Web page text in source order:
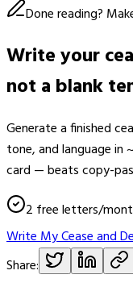
Done reading?
Write your
not a blank
Generate a finished
tone, and language in
card — beats copy-
2 free letters/
Write My Cease and
Share: